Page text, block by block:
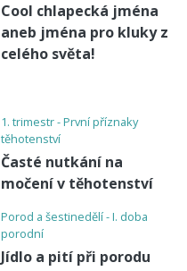
Cool chlapecká jména
aneb jména pro kluky z
celého světa!
1. trimestr - První příznaky
těhotenství
Časté nutkání na
močení v těhotenství
Porod a šestinedělí - I. doba
porodní
Jídlo a pití při porodu